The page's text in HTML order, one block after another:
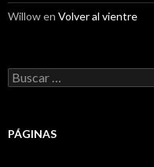
Willowen Volver al vientre
Buscar:
PÁGINAS